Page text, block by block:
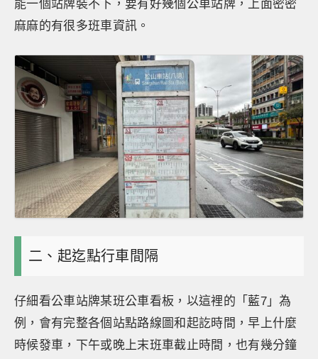
能一個站牌裝不下，要有好幾個公車站牌，上面密密
麻麻的有很多班車資訊。
二、起迄點行車間隔
仔細看公車站牌某班公車看板，以這裡的「藍7」為
例，會有完整各個站點路線圖和起訖時間，早上什麼
時候發車，下午或晚上末班車截止時間，也有幾分鐘